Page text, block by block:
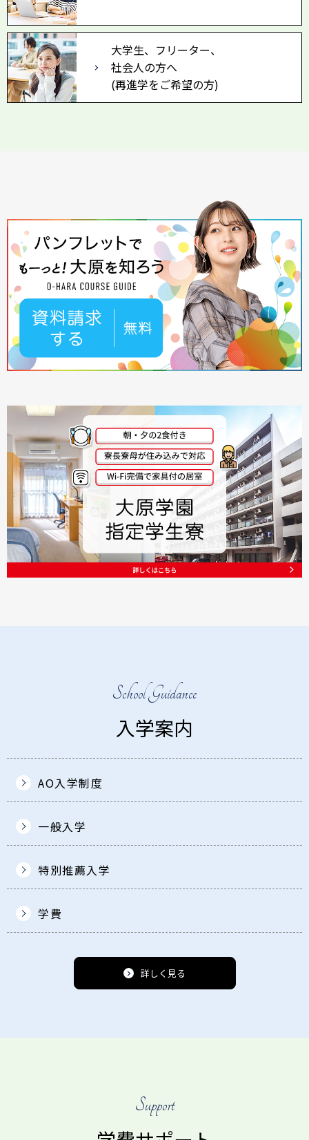
大学生、フリーター、
社会人の方へ
(再進学をご希望の方)
School Guidance
入学案内
AO入学制度
一般入学
特別推薦入学
学費
詳しく見る
Support